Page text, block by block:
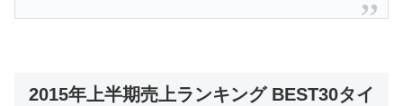
2015年上半期売上ランキング BEST30タイ